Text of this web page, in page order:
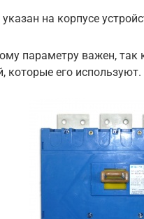
на корпусе
параметру важен, так
которые его используют.